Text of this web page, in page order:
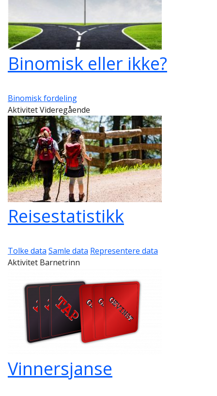
Binomisk eller ikke?
Binomisk fordeling
Aktivitet Videregående
Reisestatistikk
Tolke data Samle data Representere data
Aktivitet Barnetrinn
Vinnersjanse